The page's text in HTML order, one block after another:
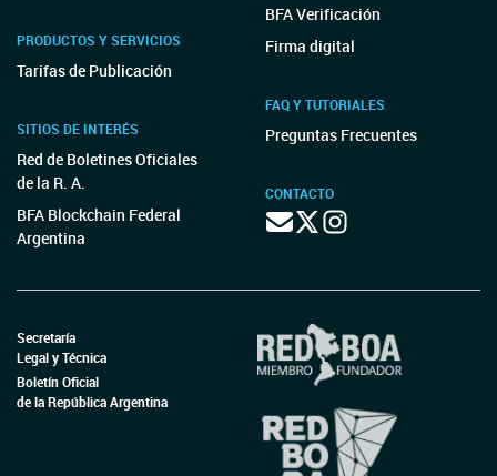
PRODUCTOS Y SERVICIOS
Tarifas de Publicación
SITIOS DE INTERÉS
Red de Boletines Oficiales
de la R. A.
BFA Blockchain Federal
Argentina
BFA Verificación
Firma digital
FAQ Y TUTORIALES
Preguntas Frecuentes
CONTACTO
Secretaría
Legal y Técnica
Boletín Oficial
de la República Argentina